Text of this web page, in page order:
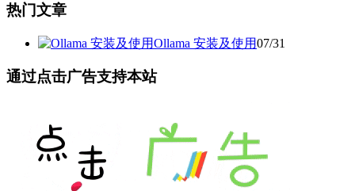
热门文章
Ollama 安装及使用07/31
通过点击广告支持本站